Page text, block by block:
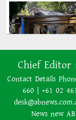
Chief Editor
Contact Details
660 | +61 02
News new